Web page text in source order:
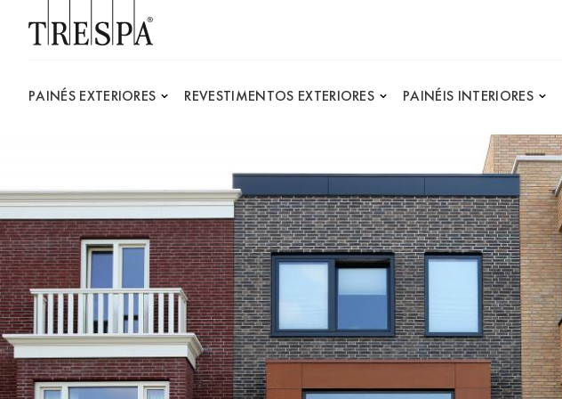
PAINÉS EXTERIORES REVESTIMENTOS EXTERIORES PAINÉIS INTERIORES